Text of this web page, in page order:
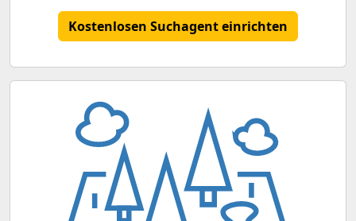
Kostenlosen Suchagent einrichten